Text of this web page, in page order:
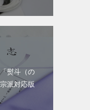
熨斗（の
派対応版